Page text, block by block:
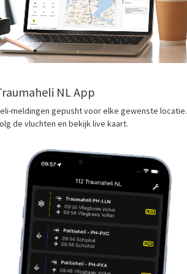
NL App
meldingen gepusht voor elke gewenste locatie.
de vluchten en bekijk live kaart.